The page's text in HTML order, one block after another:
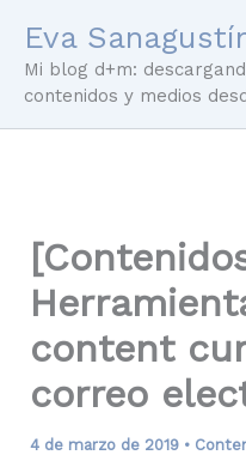
contenido
Eva
Mi blog d+m:
contenidos y medios
content
correo
4 de marzo de 2019 •